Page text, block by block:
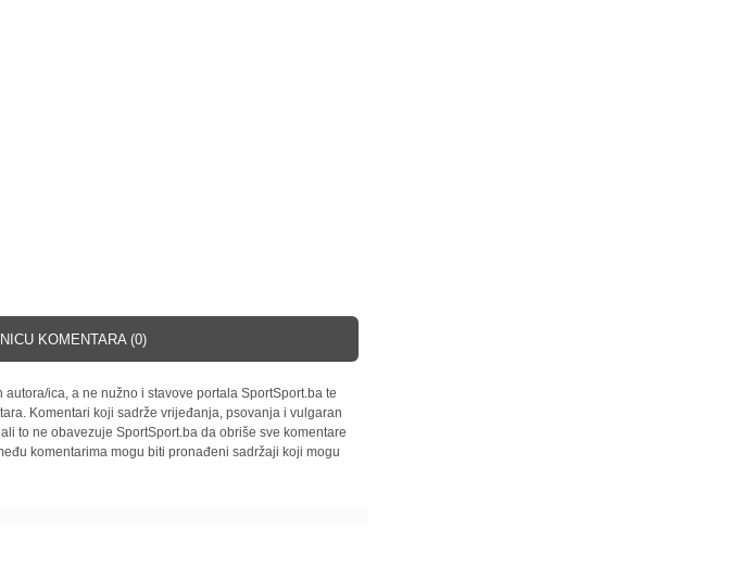
KOMENTARA (0)
ica, a ne nužno i stavove portala SportSport.ba te
Komentari koji sadrže vrijeđanja, psovanja i vulgaran
to ne obavezuje SportSport.ba da obriše sve komentare
komentarima mogu biti pronađeni sadržaji koji mogu